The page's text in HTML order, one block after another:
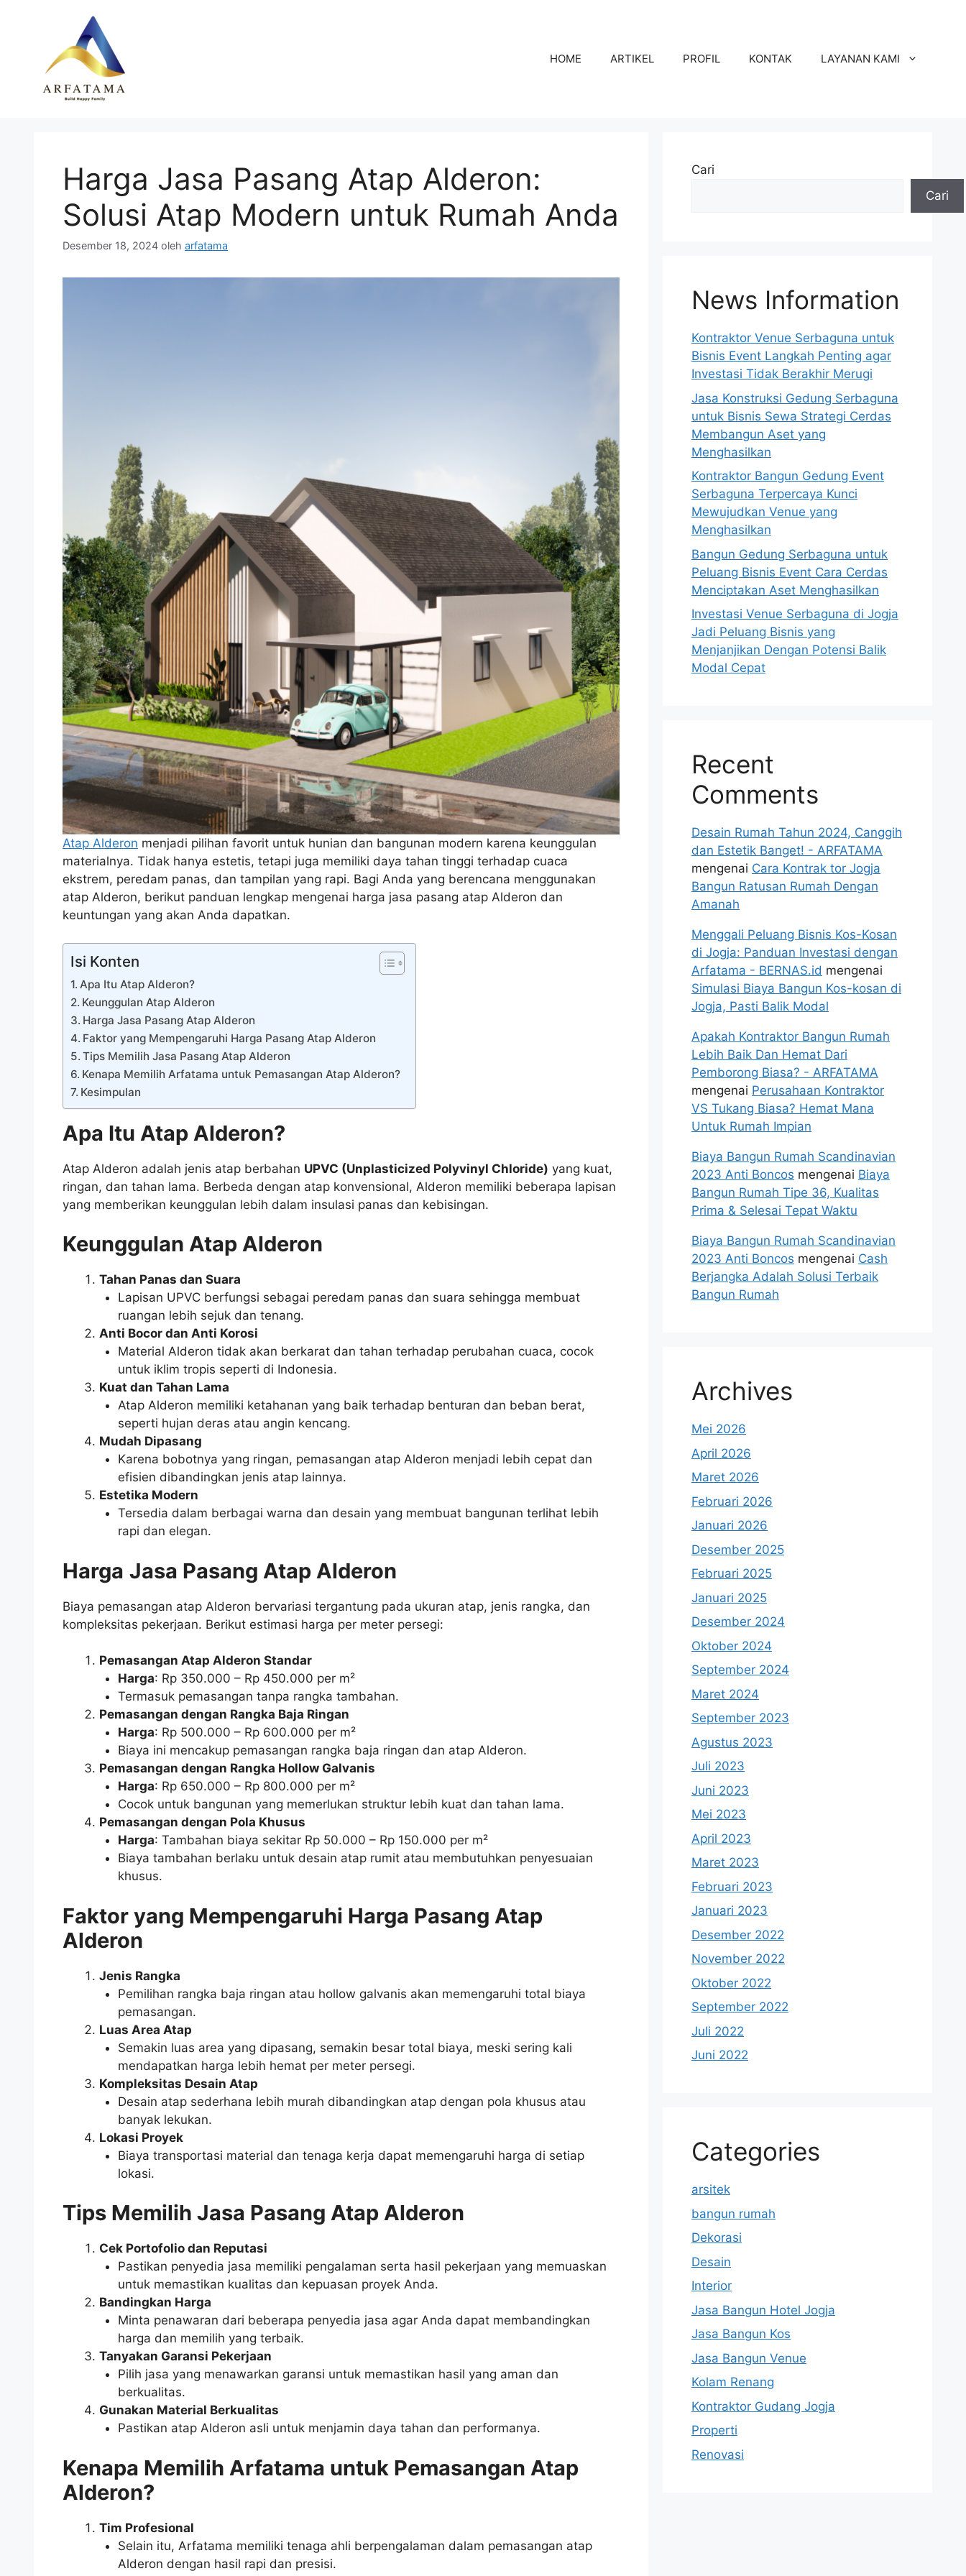
HOME ARTIKEL PROFIL KONTAK LAYANAN KAMI
Harga Jasa Pasang Atap Alderon:
Solusi Atap Modern untuk Rumah Anda
Desember 18, 2024 oleh arfatama
Atap Alderon menjadi pilihan favorit untuk hunian dan bangunan modern karena keunggulan
materialnya. Tidak hanya estetis, tetapi juga memiliki daya tahan tinggi terhadap cuaca
ekstrem, peredam panas, dan tampilan yang rapi. Bagi Anda yang berencana menggunakan
atap Alderon, berikut panduan lengkap mengenai harga jasa pasang atap Alderon dan
keuntungan yang akan Anda dapatkan.
Isi Konten
Apa Itu Atap Alderon?
Keunggulan Atap Alderon
Harga Jasa Pasang Atap Alderon
Faktor yang Mempengaruhi Harga Pasang Atap Alderon
Tips Memilih Jasa Pasang Atap Alderon
Kenapa Memilih Arfatama untuk Pemasangan Atap Alderon?
Kesimpulan
Apa Itu Atap Alderon?
Atap Alderon adalah jenis atap berbahan UPVC (Unplasticized Polyvinyl Chloride) yang kuat,
ringan, dan tahan lama. Berbeda dengan atap konvensional, Alderon memiliki beberapa lapisan
yang memberikan keunggulan lebih dalam insulasi panas dan kebisingan.
Keunggulan Atap Alderon
Tahan Panas dan Suara
Lapisan UPVC berfungsi sebagai peredam panas dan suara sehingga membuat
ruangan lebih sejuk dan tenang.
Anti Bocor dan Anti Korosi
Material Alderon tidak akan berkarat dan tahan terhadap perubahan cuaca, cocok
untuk iklim tropis seperti di Indonesia.
Kuat dan Tahan Lama
Atap Alderon memiliki ketahanan yang baik terhadap benturan dan beban berat,
seperti hujan deras atau angin kencang.
Mudah Dipasang
Karena bobotnya yang ringan, pemasangan atap Alderon menjadi lebih cepat dan
efisien dibandingkan jenis atap lainnya.
Estetika Modern
Tersedia dalam berbagai warna dan desain yang membuat bangunan terlihat lebih
rapi dan elegan.
Harga Jasa Pasang Atap Alderon
Biaya pemasangan atap Alderon bervariasi tergantung pada ukuran atap, jenis rangka, dan
kompleksitas pekerjaan. Berikut estimasi harga per meter persegi:
Pemasangan Atap Alderon Standar
Harga: Rp 350.000 – Rp 450.000 per m²
Termasuk pemasangan tanpa rangka tambahan.
Pemasangan dengan Rangka Baja Ringan
Harga: Rp 500.000 – Rp 600.000 per m²
Biaya ini mencakup pemasangan rangka baja ringan dan atap Alderon.
Pemasangan dengan Rangka Hollow Galvanis
Harga: Rp 650.000 – Rp 800.000 per m²
Cocok untuk bangunan yang memerlukan struktur lebih kuat dan tahan lama.
Pemasangan dengan Pola Khusus
Harga: Tambahan biaya sekitar Rp 50.000 – Rp 150.000 per m²
Biaya tambahan berlaku untuk desain atap rumit atau membutuhkan penyesuaian
khusus.
Faktor yang Mempengaruhi Harga Pasang Atap
Alderon
Jenis Rangka
Pemilihan rangka baja ringan atau hollow galvanis akan memengaruhi total biaya
pemasangan.
Luas Area Atap
Semakin luas area yang dipasang, semakin besar total biaya, meski sering kali
mendapatkan harga lebih hemat per meter persegi.
Kompleksitas Desain Atap
Desain atap sederhana lebih murah dibandingkan atap dengan pola khusus atau
banyak lekukan.
Lokasi Proyek
Biaya transportasi material dan tenaga kerja dapat memengaruhi harga di setiap
lokasi.
Tips Memilih Jasa Pasang Atap Alderon
Cek Portofolio dan Reputasi
Pastikan penyedia jasa memiliki pengalaman serta hasil pekerjaan yang memuaskan
untuk memastikan kualitas dan kepuasan proyek Anda.
Bandingkan Harga
Minta penawaran dari beberapa penyedia jasa agar Anda dapat membandingkan
harga dan memilih yang terbaik.
Tanyakan Garansi Pekerjaan
Pilih jasa yang menawarkan garansi untuk memastikan hasil yang aman dan
berkualitas.
Gunakan Material Berkualitas
Pastikan atap Alderon asli untuk menjamin daya tahan dan performanya.
Kenapa Memilih Arfatama untuk Pemasangan Atap
Alderon?
Tim Profesional
Selain itu, Arfatama memiliki tenaga ahli berpengalaman dalam pemasangan atap
Alderon dengan hasil rapi dan presisi.
Cari
Cari
News Information
Kontraktor Venue Serbaguna untuk
Bisnis Event Langkah Penting agar
Investasi Tidak Berakhir Merugi
Jasa Konstruksi Gedung Serbaguna
untuk Bisnis Sewa Strategi Cerdas
Membangun Aset yang
Menghasilkan
Kontraktor Bangun Gedung Event
Serbaguna Terpercaya Kunci
Mewujudkan Venue yang
Menghasilkan
Bangun Gedung Serbaguna untuk
Peluang Bisnis Event Cara Cerdas
Menciptakan Aset Menghasilkan
Investasi Venue Serbaguna di Jogja
Jadi Peluang Bisnis yang
Menjanjikan Dengan Potensi Balik
Modal Cepat
Recent
Comments
Desain Rumah Tahun 2024, Canggih
dan Estetik Banget! - ARFATAMA
mengenai Cara Kontrak tor Jogja
Bangun Ratusan Rumah Dengan
Amanah
Menggali Peluang Bisnis Kos-Kosan
di Jogja: Panduan Investasi dengan
Arfatama - BERNAS.id mengenai
Simulasi Biaya Bangun Kos-kosan di
Jogja, Pasti Balik Modal
Apakah Kontraktor Bangun Rumah
Lebih Baik Dan Hemat Dari
Pemborong Biasa? - ARFATAMA
mengenai Perusahaan Kontraktor
VS Tukang Biasa? Hemat Mana
Untuk Rumah Impian
Biaya Bangun Rumah Scandinavian
2023 Anti Boncos mengenai Biaya
Bangun Rumah Tipe 36, Kualitas
Prima & Selesai Tepat Waktu
Biaya Bangun Rumah Scandinavian
2023 Anti Boncos mengenai Cash
Berjangka Adalah Solusi Terbaik
Bangun Rumah
Archives
Mei 2026
April 2026
Maret 2026
Februari 2026
Januari 2026
Desember 2025
Februari 2025
Januari 2025
Desember 2024
Oktober 2024
September 2024
Maret 2024
September 2023
Agustus 2023
Juli 2023
Juni 2023
Mei 2023
April 2023
Maret 2023
Februari 2023
Januari 2023
Desember 2022
November 2022
Oktober 2022
September 2022
Juli 2022
Juni 2022
Categories
arsitek
bangun rumah
Dekorasi
Desain
Interior
Jasa Bangun Hotel Jogja
Jasa Bangun Kos
Jasa Bangun Venue
Kolam Renang
Kontraktor Gudang Jogja
Properti
Renovasi